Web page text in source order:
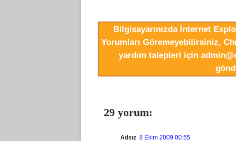
Bilgisayarınızda İnternet
Yorumları Göremeyebilirsiniz,
yardım talepleri için
29 yorum:
Adsız 8 Ekim 2009 00:55